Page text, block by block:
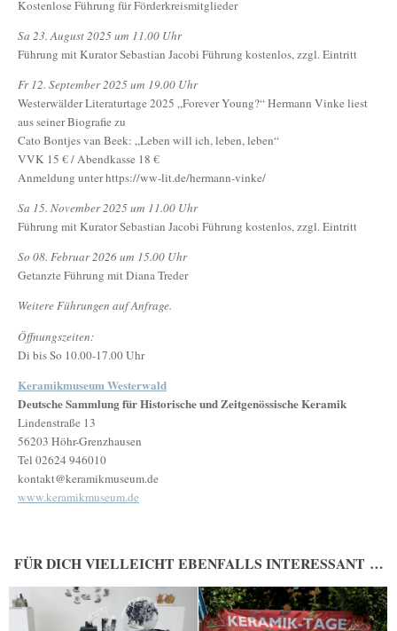
Kostenlose Führung für Förderkreismitglieder
Sa 23. August 2025 um 11.00 Uhr
Führung mit Kurator Sebastian Jacobi Führung kostenlos, zzgl. Eintritt
Fr 12. September 2025 um 19.00 Uhr
Westerwälder Literaturtage 2025 „Forever Young?“ Hermann Vinke liest
aus seiner Biografie zu
Cato Bontjes van Beek: „Leben will ich, leben, leben“
VVK 15 € / Abendkasse 18 €
Anmeldung unter https://ww-lit.de/hermann-vinke/
Sa 15. November 2025 um 11.00 Uhr
Führung mit Kurator Sebastian Jacobi Führung kostenlos, zzgl. Eintritt
So 08. Februar 2026 um 15.00 Uhr
Getanzte Führung mit Diana Treder
Weitere Führungen auf Anfrage.
Öffnungszeiten:
Di bis So 10.00-17.00 Uhr
Keramikmuseum Westerwald
Deutsche Sammlung für Historische und Zeitgenössische Keramik
Lindenstraße 13
56203 Höhr-Grenzhausen
Tel 02624 946010
kontakt@keramikmuseum.de
www.keramikmuseum.de
FÜR DICH VIELLEICHT EBENFALLS INTERESSANT …